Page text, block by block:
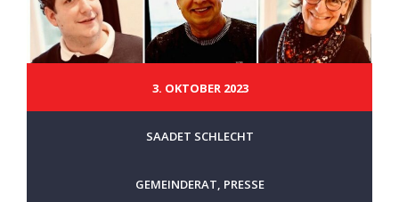
3. OKTOBER 2023
SAADET SCHLECHT
GEMEINDERAT, PRESSE